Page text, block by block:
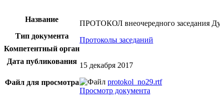
Название
ПРОТОКОЛ внеочередного заседания
Тип документа
Протоколы заседаний
Компетентный орган
Дата публикования 15 декабря 2017
Файл для просмотра
protokol_no29.rtf
Просмотр документа